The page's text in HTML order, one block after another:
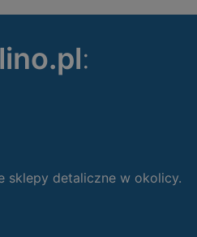
:
sklepy detaliczne w okolicy.